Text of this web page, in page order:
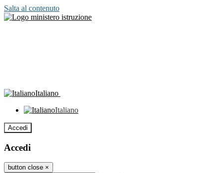
Salta al contenuto
Italiano
Italiano
Accedi
Accedi
button close ×